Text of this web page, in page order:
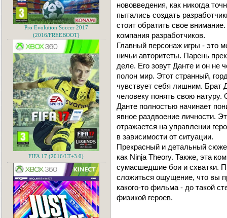
нововведения, как никогда
пытались создать
стоит обратить свое
компания разработчиков.
Главный персонаж игры - это
ничьи авторитеты. Парень
деле. Его зовут Данте и он не
полон мир. Этот странный,
чувствует себя лишним. Брат
человеку понять свою
Данте полностью начинает
явное раздвоение личности.
отражается на управлении
в зависимости от ситуации.
Прекрасный и детальный
как Ninja Theory. Также, эта
сумасшедшие бои и схватки.
сложиться ощущение, что вы
какого-то фильма - до такой
физикой героев.
Pro Evolution Soccer 2017
(2016/FREEBOOT)
FIFA 17 (2016/LT+3.0)